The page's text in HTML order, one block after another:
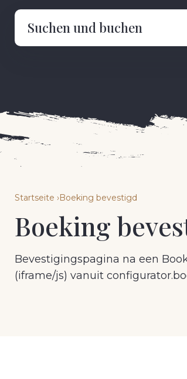
Suchen und buchen
Startseite Boeking bevestigd
Boeking
Bevestigingspagina na een
(iframe/js) vanuit